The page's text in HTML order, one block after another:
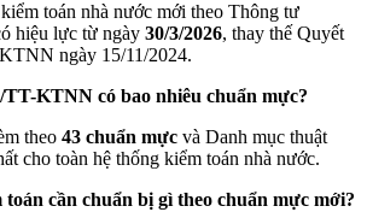
toán nhà nước mới theo Thông tư
hiệu lực từ ngày 30/3/2026, thay thế Quyết
ngày 15/11/2024.
TT-KTNN có bao nhiêu chuẩn mực?
theo 43 chuẩn mực và Danh mục thuật
cho toàn hệ thống kiểm toán nhà nước.
cần chuẩn bị gì theo chuẩn mực mới?